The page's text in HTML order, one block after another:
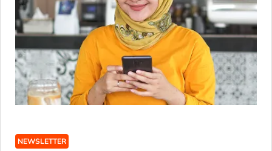
NEWSLETTER